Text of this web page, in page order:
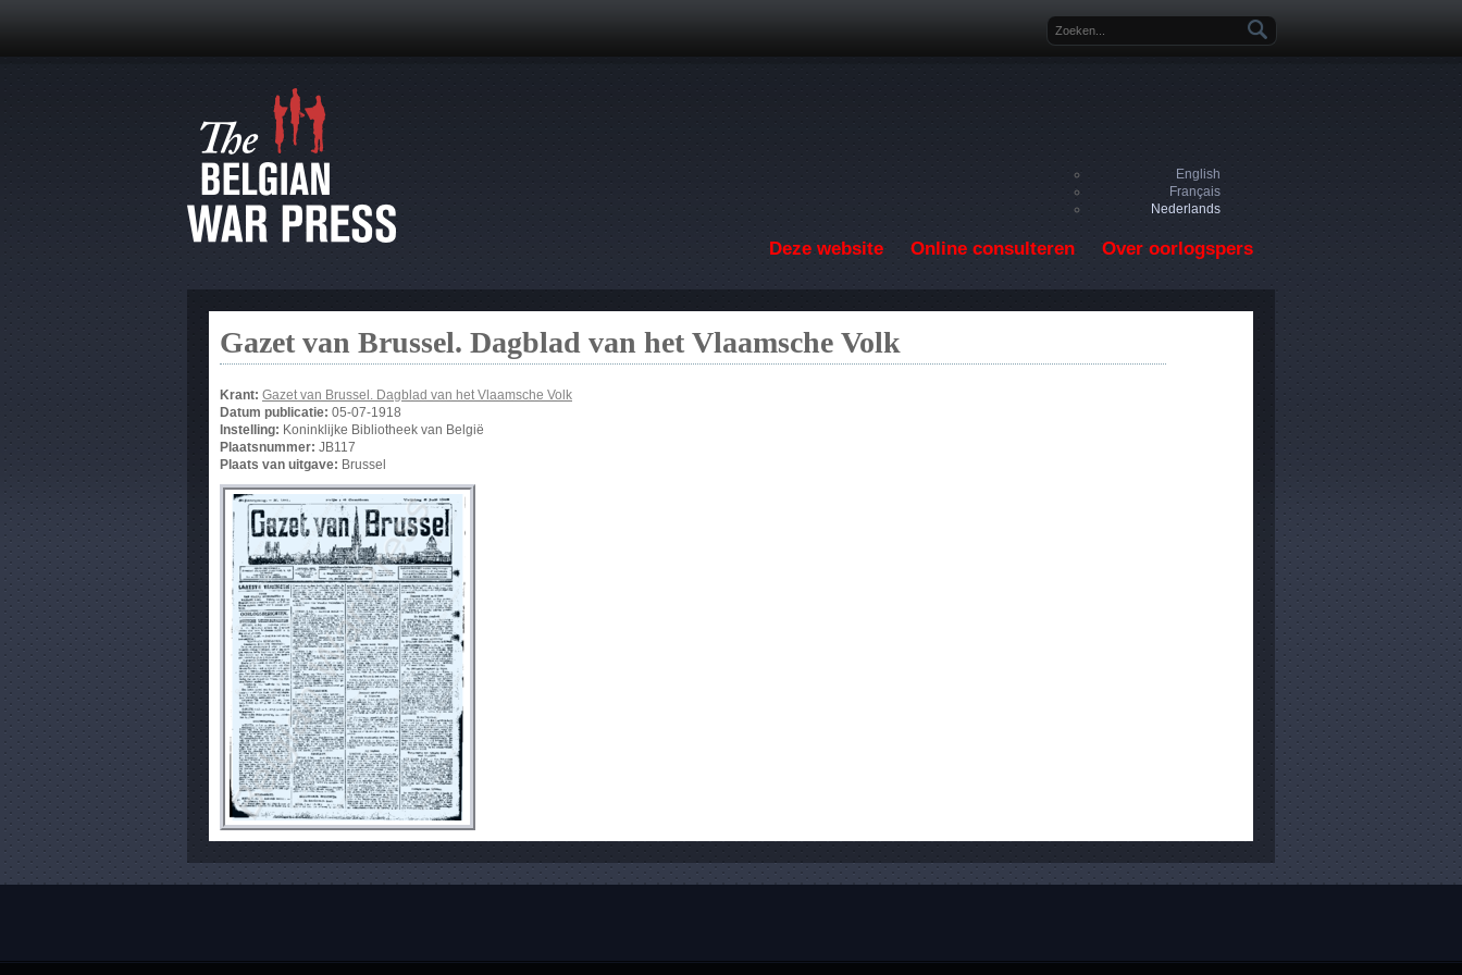
Zoekveld
English
Français
Nederlands
Deze website Online consulteren Over oorlogspers
Gazet van Brussel. Dagblad van het Vlaamsche Volk
Krant: Gazet van Brussel. Dagblad van het Vlaamsche Volk
Datum publicatie: 05-07-1918
Instelling: Koninklijke Bibliotheek van België
Plaatsnummer: JB117
Plaats van uitgave: Brussel